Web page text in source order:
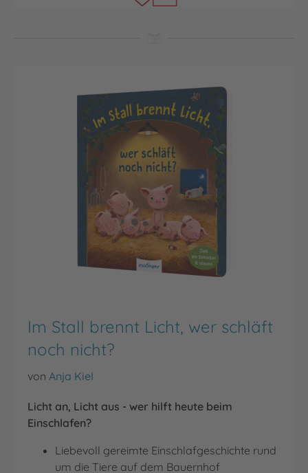
Im Stall brennt Licht, wer schläft
noch nicht?
von Anja Kiel
Licht an, Licht aus - wer hilft heute beim
Einschlafen?
Liebevoll gereimte Einschlafgeschichte rund
um die Tiere auf dem Bauernhof